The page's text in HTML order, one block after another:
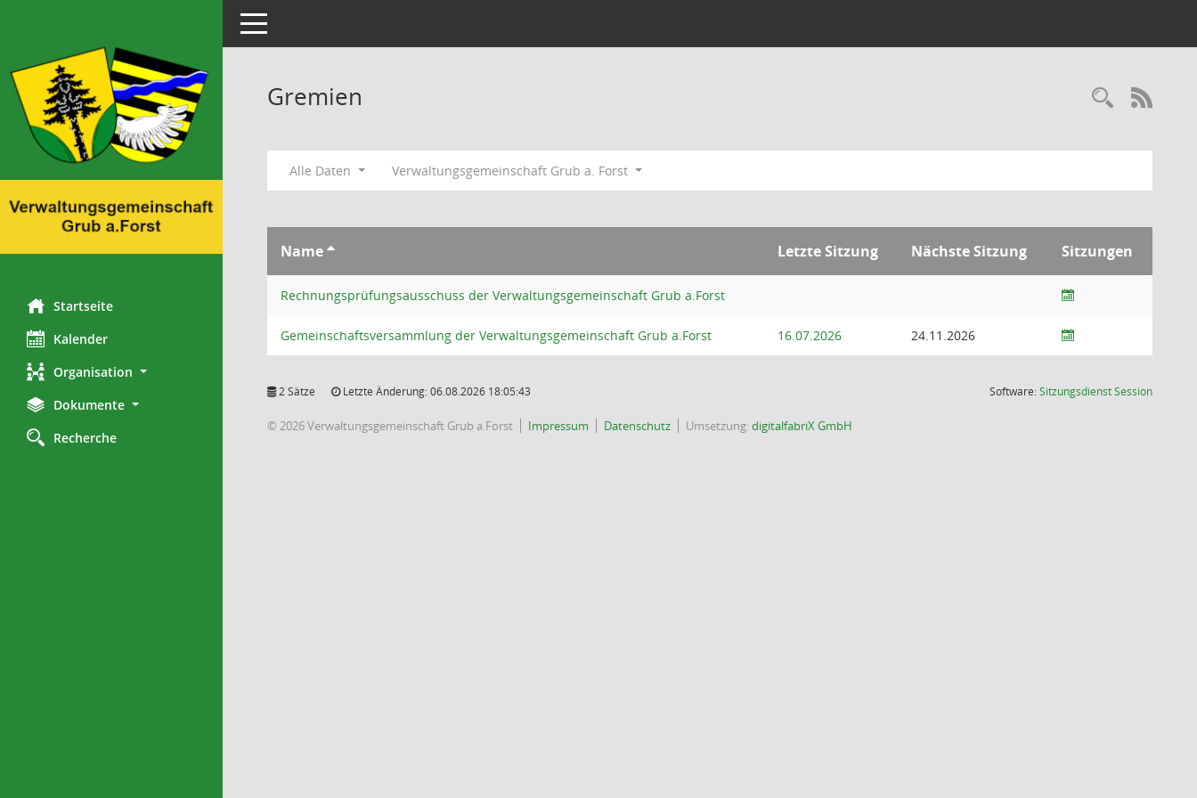
Startseite
Kalender
Organisation
Dokumente
Recherche
Toggle navigation
Gremien
Alle Daten Verwaltungsgemeinschaft Grub a. Forst
Name Letzte Sitzung Nächste Sitzung Sitzungen
Rechnungsprüfungsausschuss der Verwaltungsgemeinschaft Grub a.Forst
Gemeinschaftsversammlung der Verwaltungsgemeinschaft Grub a.Forst 16.07.2026 24.11.2026
2 Sätze Letzte Änderung: 06.08.2026 18:05:43 Software:SitzungsdienstSession(Wird in
© 2026 Verwaltungsgemeinschaft Grub a.Forst Impressum Datenschutz Umsetzung:digitalfabriX GmbH